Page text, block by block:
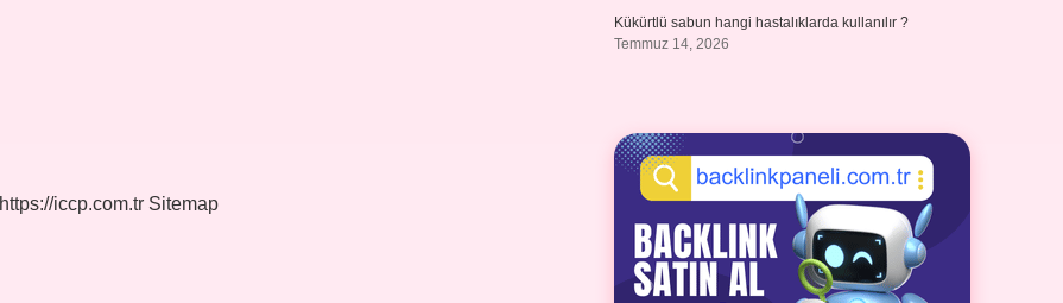
https://iccp.com.tr Sitemap
Kükürtlü sabun hangi hastalıklarda kullanılır ?
Temmuz 14, 2026